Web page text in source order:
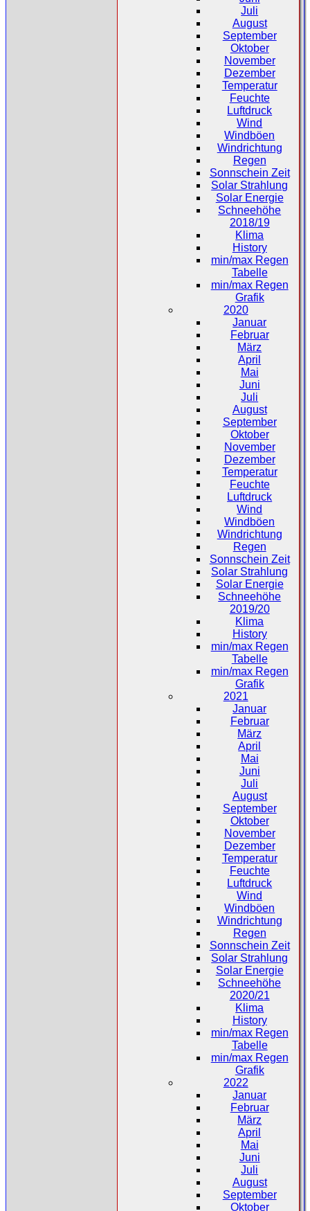
Juli
August
September
Oktober
November
Dezember
Temperatur
Feuchte
Luftdruck
Wind
Windböen
Windrichtung
Regen
Sonnschein Zeit
Solar Strahlung
Solar Energie
Schneehöhe
2018/19
Klima
History
min/max Regen
Tabelle
min/max Regen
Grafik
2020
Januar
Februar
März
April
Mai
Juni
Juli
August
September
Oktober
November
Dezember
Temperatur
Feuchte
Luftdruck
Wind
Windböen
Windrichtung
Regen
Sonnschein Zeit
Solar Strahlung
Solar Energie
Schneehöhe
2019/20
Klima
History
min/max Regen
Tabelle
min/max Regen
Grafik
2021
Januar
Februar
März
April
Mai
Juni
Juli
August
September
Oktober
November
Dezember
Temperatur
Feuchte
Luftdruck
Wind
Windböen
Windrichtung
Regen
Sonnschein Zeit
Solar Strahlung
Solar Energie
Schneehöhe
2020/21
Klima
History
min/max Regen
Tabelle
min/max Regen
Grafik
2022
Januar
Februar
März
April
Mai
Juni
Juli
August
September
Oktober